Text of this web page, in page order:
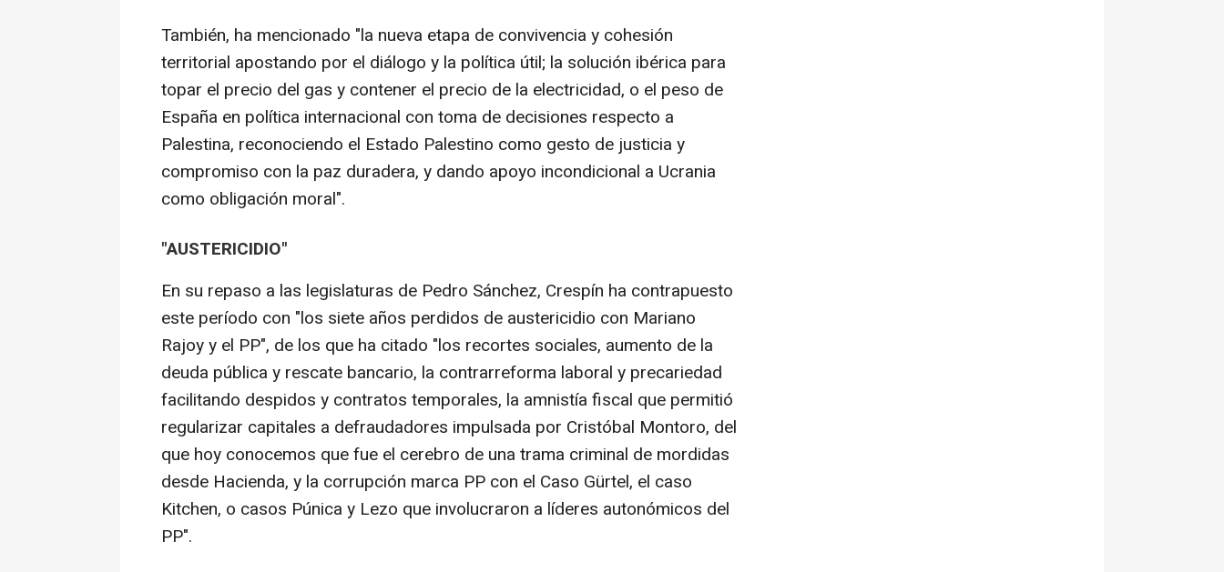
También, ha mencionado "la nueva etapa de convivencia y cohesión
territorial apostando por el diálogo y la política útil; la solución ibérica para
topar el precio del gas y contener el precio de la electricidad, o el peso de
España en política internacional con toma de decisiones respecto a
Palestina, reconociendo el Estado Palestino como gesto de justicia y
compromiso con la paz duradera, y dando apoyo incondicional a Ucrania
como obligación moral".
"AUSTERICIDIO"
En su repaso a las legislaturas de Pedro Sánchez, Crespín ha contrapuesto
este período con "los siete años perdidos de austericidio con Mariano
Rajoy y el PP", de los que ha citado "los recortes sociales, aumento de la
deuda pública y rescate bancario, la contrarreforma laboral y precariedad
facilitando despidos y contratos temporales, la amnistía fiscal que permitió
regularizar capitales a defraudadores impulsada por Cristóbal Montoro, del
que hoy conocemos que fue el cerebro de una trama criminal de mordidas
desde Hacienda, y la corrupción marca PP con el Caso Gürtel, el caso
Kitchen, o casos Púnica y Lezo que involucraron a líderes autonómicos del
PP".